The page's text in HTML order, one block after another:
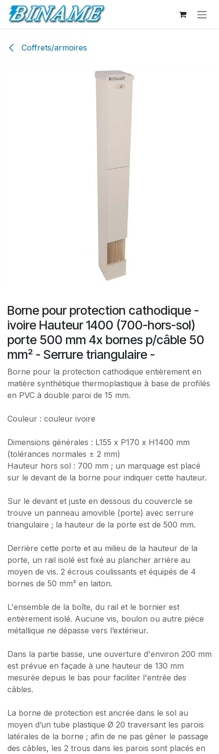
Se rendre au contenu
Coffrets/armoires
Borne pour protection cathodique -
ivoire Hauteur 1400 (700-hors-sol)
porte 500 mm 4x bornes p/câble 50
mm² - Serrure triangulaire -
Borne pour la protection cathodique entièrement en
matière synthétique thermoplastique à base de profilés
en PVC à double paroi de 15 mm.
Couleur : couleur ivoire
Dimensions générales : L155 x P170 x H1400 mm
(tolérances normales ± 2 mm)
Hauteur hors sol : 700 mm ; un marquage est placé
sur le devant de la borne pour indiquer cette hauteur.
Sur le devant et juste en dessous du couvercle se
trouve un panneau amovible (porte) avec serrure
triangulaire ; la hauteur de la porte est de 500 mm.
Derrière cette porte et au milieu de la hauteur de la
porte, un rail isolé est fixé au plancher arrière au
moyen de vis. 2 écrous coulissants et équipés de 4
bornes de 50 mm² en laiton.
L'ensemble de la boîte, du rail et le bornier est
entièrement isolé. Aucune vis, boulon ou autre pièce
métallique ne dépasse vers l’extérieur.
Dans la partie basse, une ouverture d'environ 200 mm
est prévue en façade à une hauteur de 130 mm
mesurée depuis le bas pour faciliter l'entrée des
câbles.
La borne de protection est ancrée dans le sol au
moyen d’un tube plastique Ø 20 traversant les parois
latérales de la borne ; afin de ne pas gêner le passage
des câbles, les 2 trous dans les parois sont placés en